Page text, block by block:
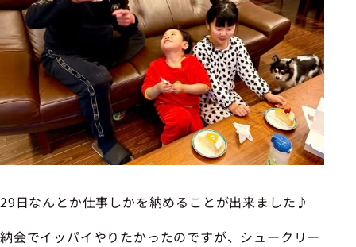
29日なんとか仕事しかを納めることが出来ました♪
納会でイッパイやりたかったのですが、シュークリー